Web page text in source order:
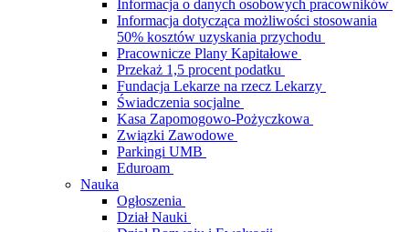
Informacja o danych osobowych pracowników
Informacja dotycząca możliwości stosowania
50% kosztów uzyskania przychodu
Pracownicze Plany Kapitałowe
Przekaż 1,5 procent podatku
Fundacja Lekarze na rzecz Lekarzy
Świadczenia socjalne
Kasa Zapomogowo-Pożyczkowa
Związki Zawodowe
Parkingi UMB
Eduroam
Nauka
Ogłoszenia
Dział Nauki